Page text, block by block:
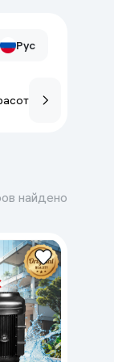
Рус
и уход
найдено